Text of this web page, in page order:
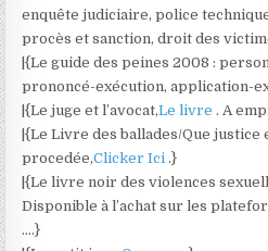
enquête judiciaire, police
procès et sanction, droit des
|{Le guide des peines 2008 :
prononcé-exécution, application-
|{Le juge et l’avocat,Le livre . A
|{Le Livre des ballades/Que justice
procedée,Clicker Ici .}
|{Le livre noir des violences
Disponible à l’achat sur les
….}